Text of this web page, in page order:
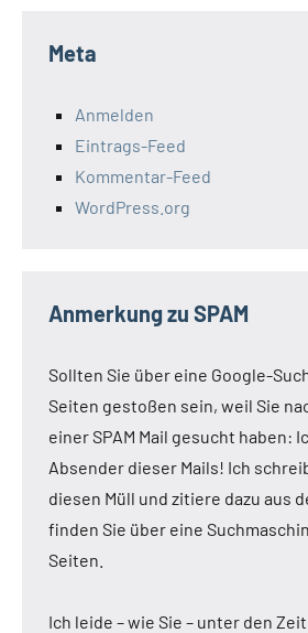
Meta
Anmelden
Eintrags-Feed
Kommentar-Feed
WordPress.org
Anmerkung zu SPAM
Sollten Sie über eine Google-
Seiten gestoßen sein, weil Sie
einer SPAM Mail gesucht haben:
Absender dieser Mails! Ich
diesen Müll und zitiere dazu aus
finden Sie über eine
Seiten.
Ich leide – wie Sie – unter den